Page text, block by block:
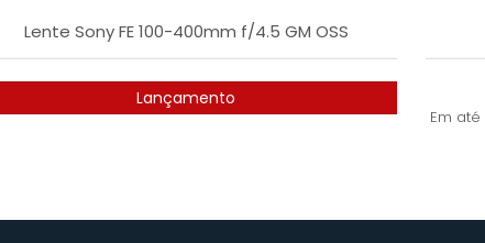
Lente Sony FE 100-400mm f/4.5 GM OSS
Lançamento
Em até